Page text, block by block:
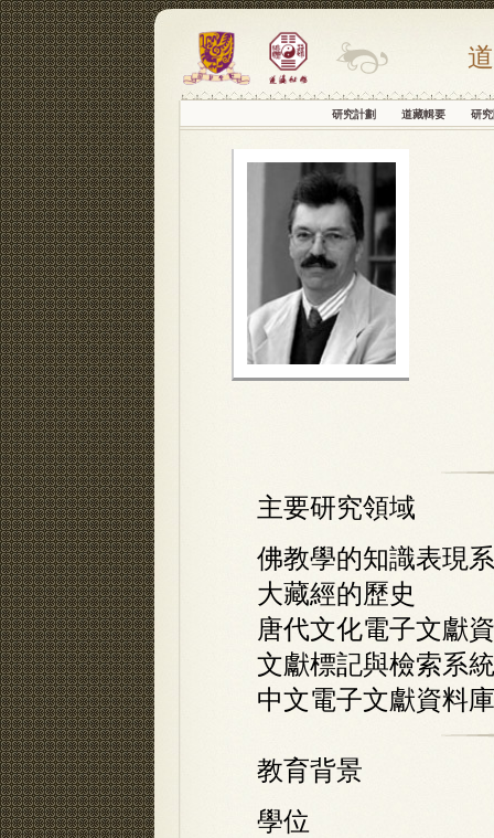
研究計劃 道藏輯要 研
主要研究領域
佛教學的知識表現
大藏經的歷史
唐代文化電子文獻
文獻標記與檢索系
中文電子文獻資料庫
教育背景
學位